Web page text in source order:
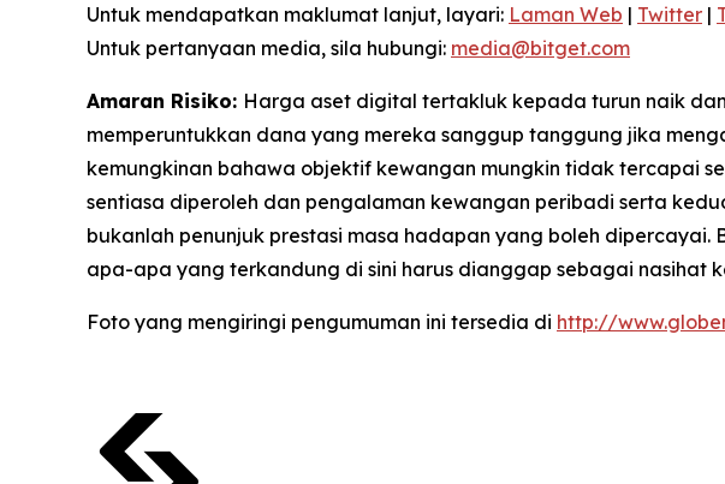
Untuk mendapatkan maklumat lanjut, layari: Laman Web | Twitter |
Untuk pertanyaan media, sila hubungi: media@bitget.com
Amaran Risiko: Harga aset digital tertakluk kepada turun naik
memperuntukkan dana yang mereka sanggup tanggung jika
kemungkinan bahawa objektif kewangan mungkin tidak tercapai
sentiasa diperoleh dan pengalaman kewangan peribadi serta
bukanlah penunjuk prestasi masa hadapan yang boleh
apa-apa yang terkandung di sini harus dianggap sebagai nasihat
Foto yang mengiringi pengumuman ini tersedia di http://